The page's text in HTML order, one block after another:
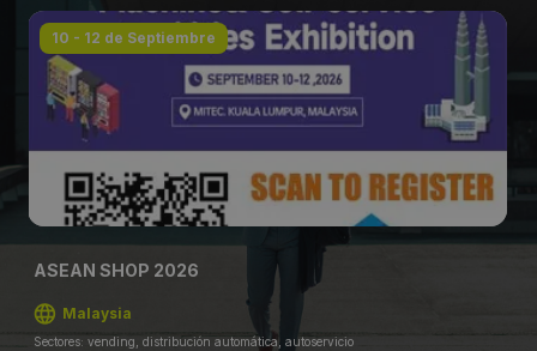
10 - 12 de Septiembre
ASEAN SHOP 2026
Malaysia
Sectores: vending, distribución automática, autoservicio